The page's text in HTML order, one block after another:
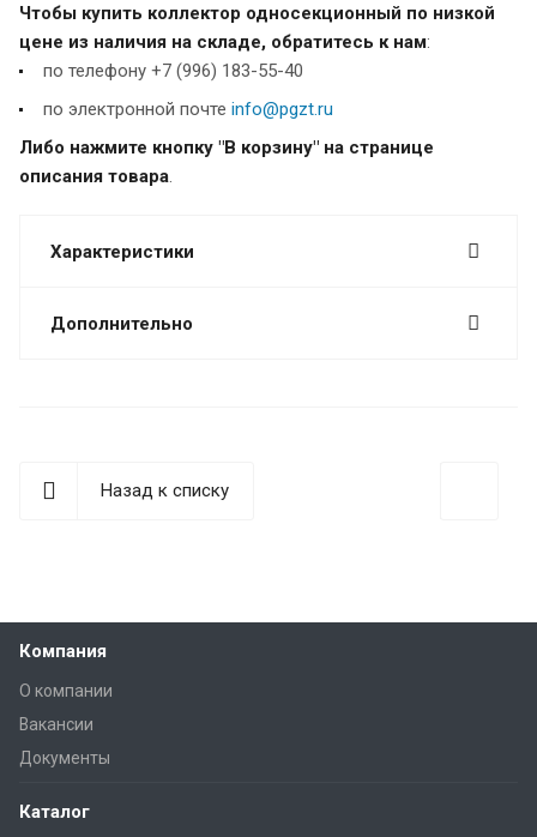
Чтобы купить коллектор односекционный по низкой
цене из наличия на складе, обратитесь к нам:
по телефону +7 (996) 183-55-40
по электронной почте info@pgzt.ru
Либо нажмите кнопку "В корзину" на странице
описания товара.
Характеристики
Дополнительно
Назад к списку
Компания
О компании
Вакансии
Документы
Каталог